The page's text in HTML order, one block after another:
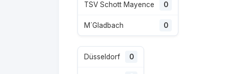
TSV Schott Mayence 0
M´Gladbach 0
Düsseldorf 0